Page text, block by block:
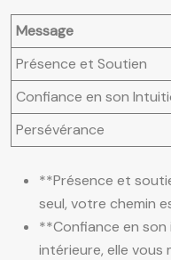
Message
Présence et Soutien
Confiance en son
Persévérance
**Présence et
seul, votre chemin
**Confiance en
intérieure, elle vous